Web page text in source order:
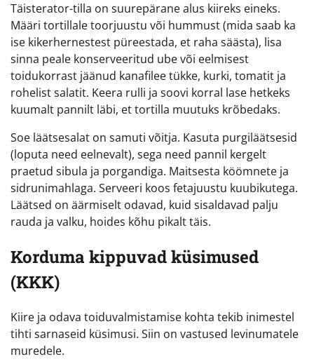
Täisterator-tilla on suurepärane alus kiireks eineks.
Määri tortillale toorjuustu või hummust (mida saab ka
ise kikerhernestest püreestada, et raha säästa), lisa
sinna peale konserveeritud ube või eelmisest
toidukorrast jäänud kanafilee tükke, kurki, tomatit ja
rohelist salatit. Keera rulli ja soovi korral lase hetkeks
kuumalt pannilt läbi, et tortilla muutuks krõbedaks.
Soe läätsesalat on samuti võitja. Kasuta purgiläätsesid
(loputa need eelnevalt), sega need pannil kergelt
praetud sibula ja porgandiga. Maitsesta köömnete ja
sidrunimahlaga. Serveeri koos fetajuustu kuubikutega.
Läätsed on äärmiselt odavad, kuid sisaldavad palju
rauda ja valku, hoides kõhu pikalt täis.
Korduma kippuvad küsimused
(KKK)
Kiire ja odava toiduvalmistamise kohta tekib inimestel
tihti sarnaseid küsimusi. Siin on vastused levinumatele
muredele.